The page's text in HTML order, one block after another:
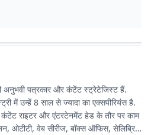
अनुभवी पत्रकार और कंटेंट स्ट्रेटेजिस्ट हैं.
में उन्हें 8 साल से ज्यादा का एक्सपीरियंस है.
कंटेंट राइटर और एंटरटेनमेंट हेड के तौर पर काम
ओटीटी, वेब सीरीज, बॉक्स ऑफिस, सेलिब्रिटी